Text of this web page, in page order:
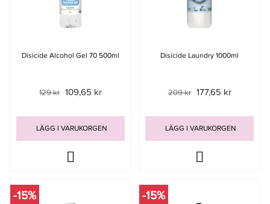
Disicide Alcohol Gel 70 500ml
129 kr 109,65 kr
LÄGG I VARUKORGEN
Disicide Laundry 1000ml
209 kr 177,65 kr
LÄGG I VARUKORGEN
-15% -15%